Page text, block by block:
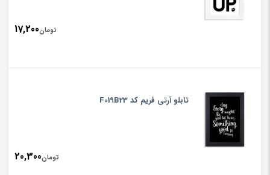
تومان17,200
تابلو آرتی فریم کد F019B23
تومان20,300